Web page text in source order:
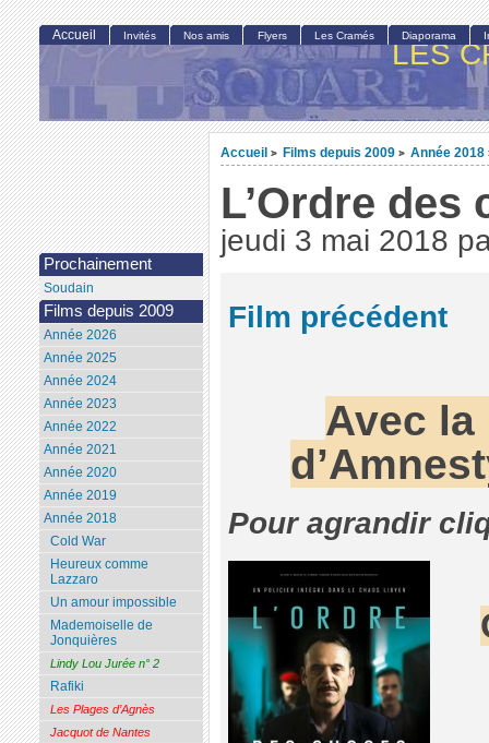
LES
Accueil > Films depuis 2009 > Année 2018
L’Ordre des
jeudi 3 mai 2018
Film précédent
Avec
Pour agrandir
Accueil Invités Nos amis Flyers Les Cramés Diaporama
Prochainement
Soudain
Films depuis 2009
Année 2026
Année 2025
Année 2024
Année 2023
Année 2022
Année 2021
Année 2020
Année 2019
Année 2018
Cold War
Heureux comme
Lazzaro
Un amour impossible
Mademoiselle de
Jonquières
Lindy Lou Jurée n° 2
Rafiki
Les Plages d’Agnès
Jacquot de Nantes